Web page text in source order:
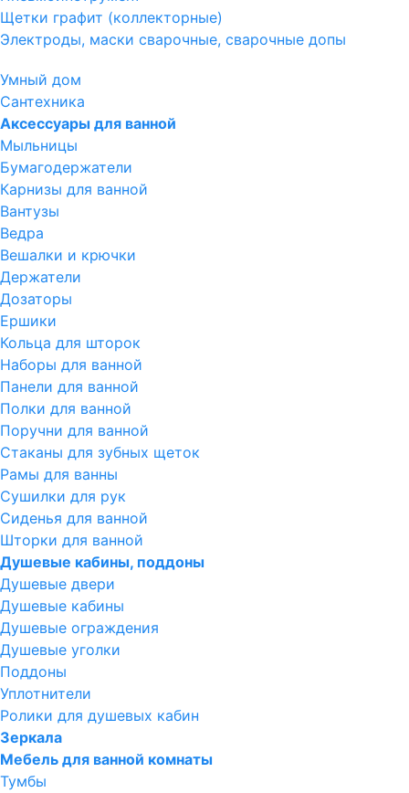
Щетки графит (коллекторные)
Электроды, маски сварочные, сварочные допы
Умный дом
Сантехника
Аксессуары для ванной
Мыльницы
Бумагодержатели
Карнизы для ванной
Вантузы
Ведра
Вешалки и крючки
Держатели
Дозаторы
Ершики
Кольца для шторок
Наборы для ванной
Панели для ванной
Полки для ванной
Поручни для ванной
Стаканы для зубных щеток
Рамы для ванны
Сушилки для рук
Сиденья для ванной
Шторки для ванной
Душевые кабины, поддоны
Душевые двери
Душевые кабины
Душевые ограждения
Душевые уголки
Поддоны
Уплотнители
Ролики для душевых кабин
Зеркала
Мебель для ванной комнаты
Тумбы